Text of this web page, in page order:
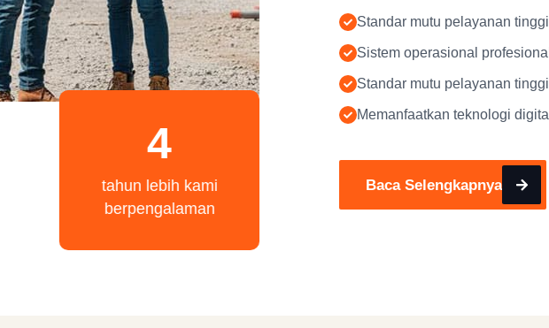
4
tahun lebih kami
berpengalaman
Standar mutu pelayanan tinggi
Sistem operasional profesional
Standar mutu pelayanan tinggi
Memanfaatkan teknologi digital
Baca Selengkapnya